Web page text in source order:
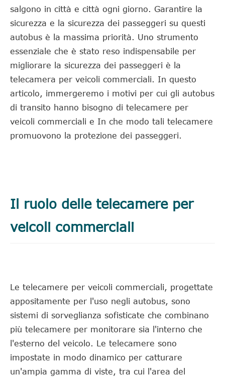
salgono in città e città ogni giorno. Garantire la
sicurezza e la sicurezza dei passeggeri su questi
autobus è la massima priorità. Uno strumento
essenziale che è stato reso indispensabile per
migliorare la sicurezza dei passeggeri è la
telecamera per veicoli commerciali. In questo
articolo, immergeremo i motivi per cui gli autobus
di transito hanno bisogno di telecamere per
veicoli commerciali e In che modo tali telecamere
promuovono la protezione dei passeggeri.
Il ruolo delle telecamere per
veicoli commerciali
Le telecamere per veicoli commerciali, progettate
appositamente per l'uso negli autobus, sono
sistemi di sorveglianza sofisticate che combinano
più telecamere per monitorare sia l'interno che
l'esterno del veicolo. Le telecamere sono
impostate in modo dinamico per catturare
un'ampia gamma di viste, tra cui l'area del